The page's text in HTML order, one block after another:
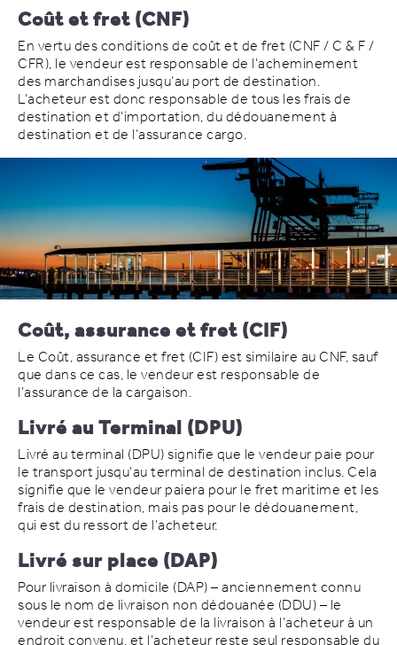
Coût et fret (CNF)
En vertu des conditions de coût et de fret (CNF / C & F /
CFR), le vendeur est responsable de l’acheminement
des marchandises jusqu’au port de destination.
L’acheteur est donc responsable de tous les frais de
destination et d’importation, du dédouanement à
destination et de l’assurance cargo.
Coût, assurance et fret (CIF)
Le Coût, assurance et fret (CIF) est similaire au CNF, sauf
que dans ce cas, le vendeur est responsable de
l’assurance de la cargaison.
Livré au Terminal (DPU)
Livré au terminal (DPU) signifie que le vendeur paie pour
le transport jusqu’au terminal de destination inclus. Cela
signifie que le vendeur paiera pour le fret maritime et les
frais de destination, mais pas pour le dédouanement,
qui est du ressort de l’acheteur.
Livré sur place (DAP)
Pour livraison à domicile (DAP) – anciennement connu
sous le nom de livraison non dédouanée (DDU) – le
vendeur est responsable de la livraison à l’acheteur à un